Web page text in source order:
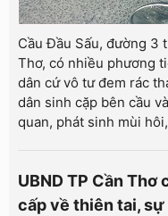
Cầu Đầu Sấu, đường 3
Thơ, có nhiều phương
dân cứ vô tư đem rác
dân sinh cặp bên cầu
quan, phát sinh mùi
UBND TP Cần
cấp về thiên tai,